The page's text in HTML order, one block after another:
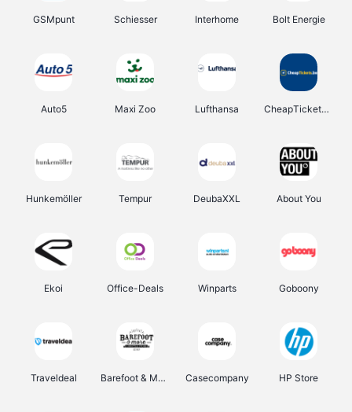
GSMpunt Schiesser Interhome Bolt Energie
Auto5 Maxi Zoo Lufthansa CheapTickets.be
Hunkemöller Tempur DeubaXXL About You
Ekoi Office-Deals Winparts Goboony
Traveldeal Barefoot & More Casecompany HP Store